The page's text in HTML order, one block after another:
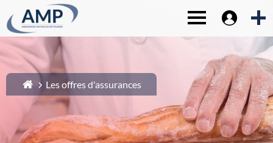
1-
Contenu principal
2-Menu principal
3-Pied de page
Recherche
Toggle
Les offres d'assurances